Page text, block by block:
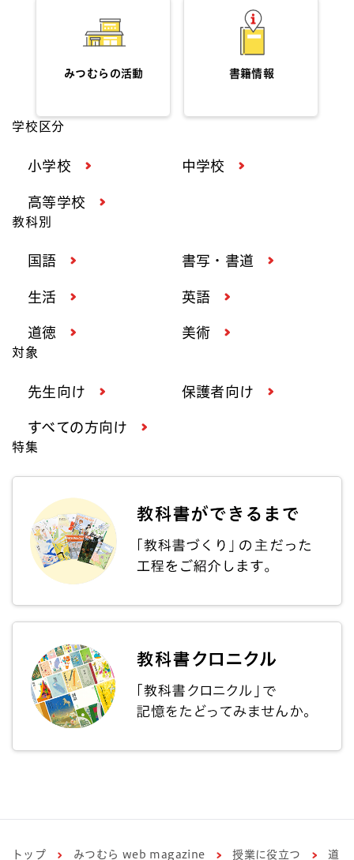
みつむらの活動 書籍情報
学校区分
小学校 中学校
高等学校
教科別
国語 書写・書道
生活 英語
道徳 美術
対象
先生向け 保護者向け
すべての方向け
特集
トップ みつむら web magazine 授業に役立つ 道